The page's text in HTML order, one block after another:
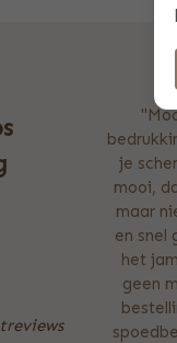
je
mooi,
maar
en snel
het
geen